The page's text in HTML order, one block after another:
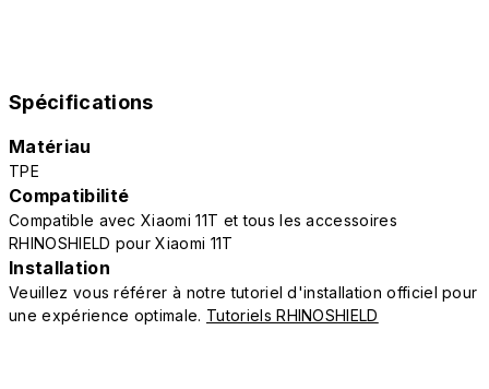
Spécifications
Matériau
TPE
Compatibilité
Compatible avec Xiaomi 11T et tous les accessoires
RHINOSHIELD pour Xiaomi 11T
Installation
Veuillez vous référer à notre tutoriel d'installation officiel pour
une expérience optimale. Tutoriels RHINOSHIELD